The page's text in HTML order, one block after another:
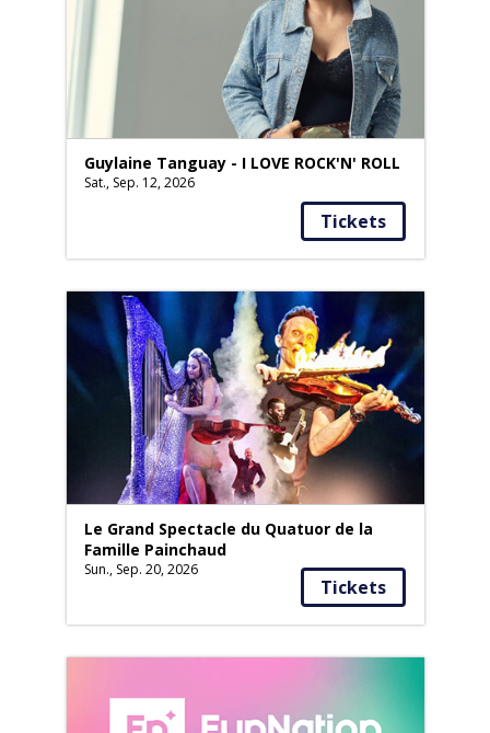
Guylaine Tanguay - I LOVE ROCK'N' ROLL
Sat., Sep. 12, 2026
Tickets
Le Grand Spectacle du Quatuor de la
Famille Painchaud
Sun., Sep. 20, 2026
Tickets